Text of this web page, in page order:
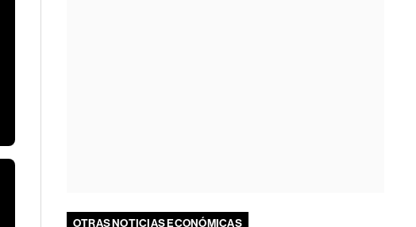
OTRAS NOTICIAS ECONÓMICAS